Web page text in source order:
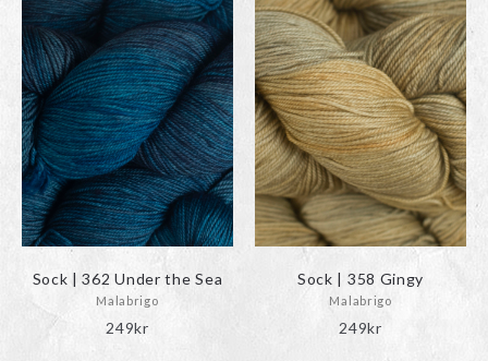
Sock | 362 Under the Sea
Malabrigo
249kr
Sock | 358 Gingy
Malabrigo
249kr